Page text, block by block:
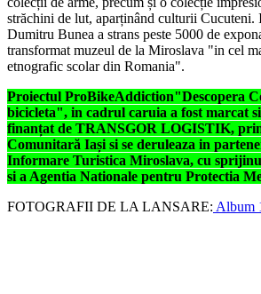
străchini de lut, aparținând culturii Cucuteni.
Dumitru Bunea a strans peste 5000 de
transformat muzeul de la Miroslava "in cel
etnografic scolar din Romania".
Proiectul ProBikeAddiction"Descopera
bicicleta", in cadrul caruia a fost marcat
finanțat de TRANSGOR LOGISTIK,
Comunitară Iași si se deruleaza in
Informare Turistica Miroslava, cu
si a Agentia Nationale pentru Protectia
FOTOGRAFII DE LA LANSARE: Album